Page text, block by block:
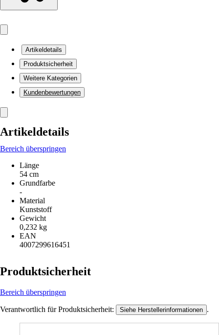
Artikeldetails
Produktsicherheit
Weitere Kategorien
Kundenbewertungen
Artikeldetails
Bereich überspringen
Länge
54 cm
Grundfarbe
-
Material
Kunststoff
Gewicht
0,232 kg
EAN
4007299616451
Produktsicherheit
Bereich überspringen
Verantwortlich für Produktsicherheit: Siehe Herstellerinformationen .